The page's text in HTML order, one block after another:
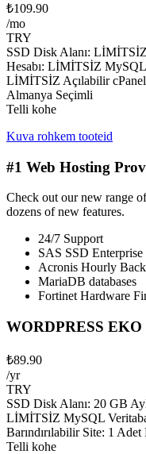
₺109.90
/mo
TRY
SSD Disk Alanı:
Hesabı: LİMİTSİZ
LİMİTSİZ Açılabilir
Almanya Seçimli
Telli kohe
Kuva rohkem tooteid
#1 Web Hosting
Check out our new range
dozens of new features.
24/7 Support
SAS SSD Enterprise
Acronis Hourly
MariaDB databases
Fortinet Hardware
WORDPRESS EKO
₺89.90
/yr
TRY
SSD Disk Alanı: 20 GB
LİMİTSİZ MySQL
Barındırılabilir Site: 1
Telli kohe